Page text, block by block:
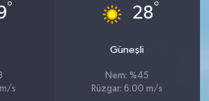
°
s
28°
Güneşli
Nem: %45
Rüzgar: 6.00 m/s